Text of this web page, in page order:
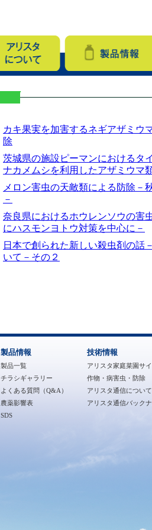
カキ果実を加害するネギアザミウ
除
茨城県の施設ピーマンにおけるタ
ナカメムシを利用したアザミウマ
メロン害虫の天敵類による防除－
－
奈良県におけるホウレンソウの害
にハスモンヨトウ対策を中心に－
日本で創られた新しい殺虫剤の話
いて－その２
製品情報
製品一覧
チラシギャラリー
よくある質問（Q&A）
農薬影響表
SDS
技術情報
アリスタ家庭菜園サイ
作物・病害虫・防除
アリスタ通信について
アリスタ通信バック